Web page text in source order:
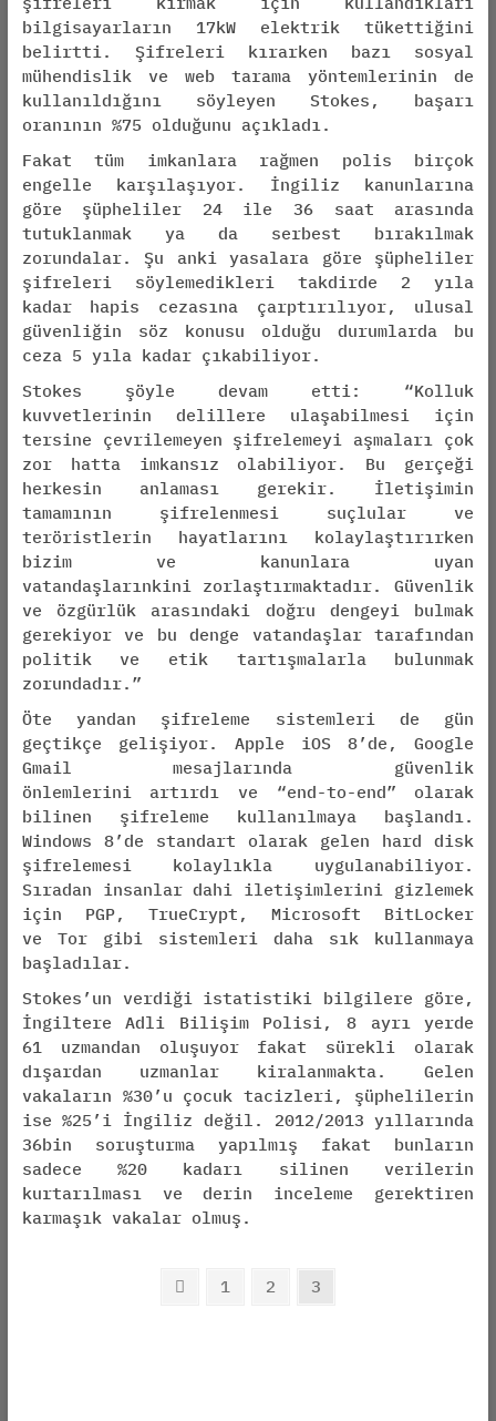
bilgisayarların 17kW elektrik tükettiğini
belirtti. Şifreleri kırarken bazı sosyal
mühendislik ve web tarama yöntemlerinin de
kullanıldığını söyleyen Stokes, başarı
oranının %75 olduğunu açıkladı.
Fakat tüm imkanlara rağmen polis birçok
engelle karşılaşıyor. İngiliz kanunlarına
göre şüpheliler 24 ile 36 saat arasında
tutuklanmak ya da serbest bırakılmak
zorundalar. Şu anki yasalara göre şüpheliler
şifreleri söylemedikleri takdirde 2 yıla
kadar hapis cezasına çarptırılıyor, ulusal
güvenliğin söz konusu olduğu durumlarda bu
ceza 5 yıla kadar çıkabiliyor.
Stokes şöyle devam etti: “Kolluk
kuvvetlerinin delillere ulaşabilmesi için
tersine çevrilemeyen şifrelemeyi aşmaları çok
zor hatta imkansız olabiliyor. Bu gerçeği
herkesin anlaması gerekir. İletişimin
tamamının şifrelenmesi suçlular ve
teröristlerin hayatlarını kolaylaştırırken
bizim ve kanunlara uyan
vatandaşlarınkini zorlaştırmaktadır. Güvenlik
ve özgürlük arasındaki doğru dengeyi bulmak
gerekiyor ve bu denge vatandaşlar tarafından
politik ve etik tartışmalarla bulunmak
zorundadır.”
Öte yandan şifreleme sistemleri de gün
geçtikçe gelişiyor. Apple iOS 8’de, Google
Gmail mesajlarında güvenlik
önlemlerini artırdı ve “end-to-end” olarak
bilinen şifreleme kullanılmaya başlandı.
Windows 8’de standart olarak gelen hard disk
şifrelemesi kolaylıkla uygulanabiliyor.
Sıradan insanlar dahi iletişimlerini gizlemek
için PGP, TrueCrypt, Microsoft BitLocker
ve Tor gibi sistemleri daha sık kullanmaya
başladılar.
Stokes’un verdiği istatistiki bilgilere göre,
İngiltere Adli Bilişim Polisi, 8 ayrı yerde
61 uzmandan oluşuyor fakat sürekli olarak
dışardan uzmanlar kiralanmakta. Gelen
vakaların %30’u çocuk tacizleri, şüphelilerin
ise %25’i İngiliz değil. 2012/2013 yıllarında
36bin soruşturma yapılmış fakat bunların
sadece %20 kadarı silinen verilerin
kurtarılması ve derin inceleme gerektiren
karmaşık vakalar olmuş.
Previous
Page
1 Page
2 Page
3